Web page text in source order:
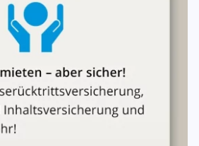
auch Fahrer müssen seit mind.
Führerscheins der Kl. III bzw. der
nationalen/
übergeben und muss
werden. Anderenfalls
Dieseltreibstoff lt. aktueller